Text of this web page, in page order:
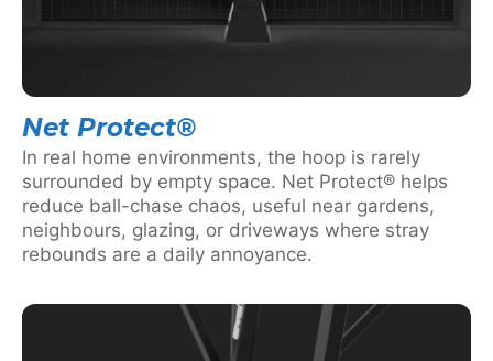
Net Protect®
In real home environments, the hoop is rarely
surrounded by empty space. Net Protect® helps
reduce ball-chase chaos, useful near gardens,
neighbours, glazing, or driveways where stray
rebounds are a daily annoyance.